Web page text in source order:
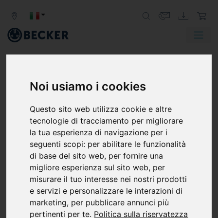
Noi usiamo i cookies
Questo sito web utilizza cookie e altre
tecnologie di tracciamento per migliorare
la tua esperienza di navigazione per i
seguenti scopi: per abilitare le funzionalità
di base del sito web, per fornire una
migliore esperienza sul sito web, per
misurare il tuo interesse nei nostri prodotti
e servizi e personalizzare le interazioni di
marketing, per pubblicare annunci più
pertinenti per te. Politica sulla riservatezza
SERIE VXLF
POMPE ROTATIVE A PALETTE, SENZA
OLIO
Le pompe per vuoto Becker della serie VXLF sono
pompe volumetriche a secco per medio vuoto e sono